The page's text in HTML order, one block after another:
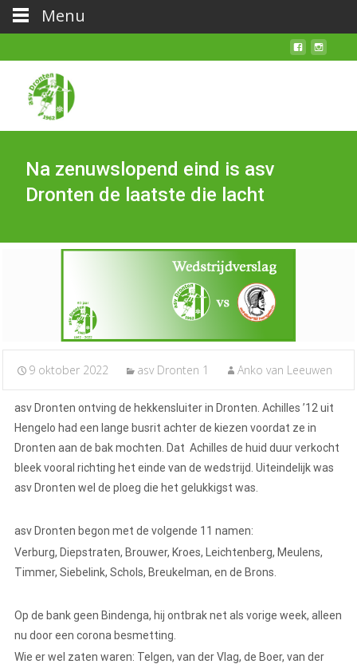
Na zenuwslopend eind is asv
Dronten de laatste die lacht
9 oktober 2022 asv Dronten 1 Anko van Leeuwen
asv Dronten ontving de hekkensluiter in Dronten. Achilles ’12 uit
Hengelo had een lange busrit achter de kiezen voordat ze in
Dronten aan de bak mochten. Dat Achilles de huid duur verkocht
bleek vooral richting het einde van de wedstrijd. Uiteindelijk was
asv Dronten wel de ploeg die het gelukkigst was.
asv Dronten begon met de volgende 11 namen:
Verburg, Diepstraten, Brouwer, Kroes, Leichtenberg, Meulens,
Timmer, Siebelink, Schols, Breukelman, en de Brons.
Op de bank geen Bindenga, hij ontbrak net als vorige week, alleen
nu door een corona besmetting.
Wie er wel zaten waren: Telgen, van der Vlag, de Boer, van der
Menu